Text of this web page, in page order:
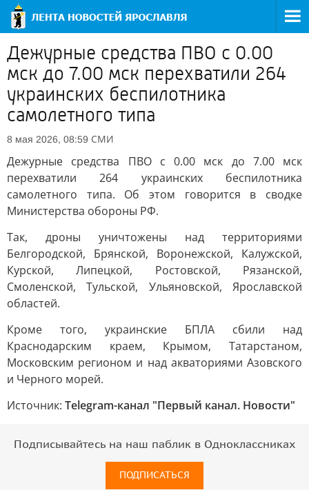
Дежурные средства ПВО с 0.00
мск до 7.00 мск перехватили 264
украинских беспилотника
самолетного типа
8 мая 2026, 08:59 СМИ
Дежурные средства ПВО с 0.00 мск до 7.00 мск
перехватили 264 украинских беспилотника
самолетного типа. Об этом говорится в сводке
Министерства обороны РФ.
Так, дроны уничтожены над территориями
Белгородской, Брянской, Воронежской, Калужской,
Курской, Липецкой, Ростовской, Рязанской,
Смоленской, Тульской, Ульяновской, Ярославской
областей.
Кроме того, украинские БПЛА сбили над
Краснодарским краем, Крымом, Татарстаном,
Московским регионом и над акваториями Азовского
и Черного морей.
Источник: Telegram-канал "Первый канал. Новости"
Подписывайтесь на наш паблик в Одноклассниках
ПОДПИСАТЬСЯ